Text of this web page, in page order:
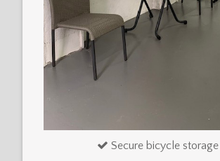
Secure bicycle storage